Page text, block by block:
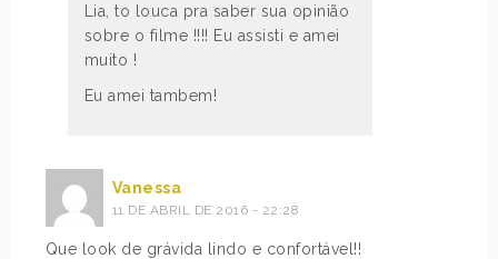
Lia, to louca pra saber sua opinião
sobre o filme !!!! Eu assisti e amei
muito !
Eu amei tambem!
Vanessa
11 DE ABRIL DE 2016 - 22:28
Que look de grávida lindo e confortável!!